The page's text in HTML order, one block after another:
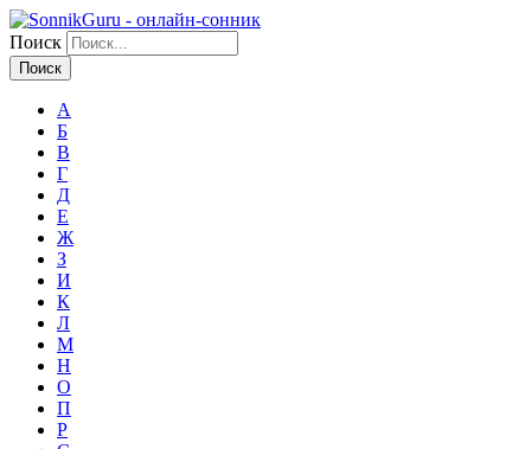
Поиск
А
Б
В
Г
Д
Е
Ж
З
И
К
Л
М
Н
О
П
Р